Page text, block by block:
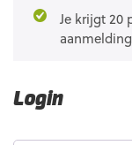
Je krijgt 20
Login